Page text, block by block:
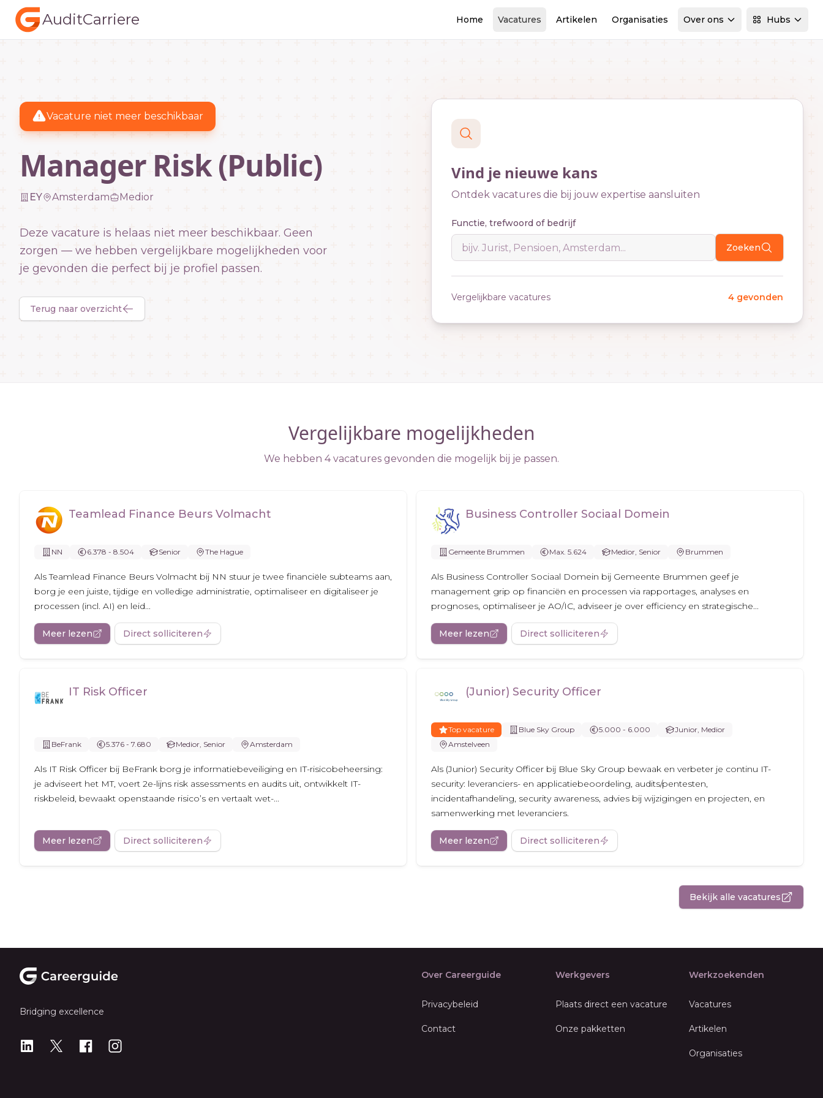
AuditCarriere Home Vacatures Artikelen Organisaties Over ons Hubs
Vacature niet meer beschikbaar
Manager Risk (Public)
EY Amsterdam Medior
Deze vacature is helaas niet meer beschikbaar. Geen
zorgen — we hebben vergelijkbare mogelijkheden voor
je gevonden die perfect bij je profiel passen.
Terug naar overzicht
Vind je nieuwe kans
Ontdek vacatures die bij jouw expertise aansluiten
Functie, trefwoord of bedrijf
Zoeken
Vergelijkbare vacatures 4 gevonden
Vergelijkbare mogelijkheden
We hebben 4 vacatures gevonden die mogelijk bij je passen.
Teamlead Finance Beurs Volmacht
NN 6.378 - 8.504 Senior The Hague
Als Teamlead Finance Beurs Volmacht bij NN stuur je twee financiële subteams aan,
borg je een juiste, tijdige en volledige administratie, optimaliseer en digitaliseer je
processen (incl. AI) en leid...
Meer lezen Direct solliciteren
Business Controller Sociaal Domein
Gemeente Brummen Max. 5.624 Medior, Senior Brummen
Als Business Controller Sociaal Domein bij Gemeente Brummen geef je
management grip op financiën en processen via rapportages, analyses en
prognoses, optimaliseer je AO/IC, adviseer je over efficiency en strategische...
Meer lezen Direct solliciteren
IT Risk Officer
BeFrank 5.376 - 7.680 Medior, Senior Amsterdam
Als IT Risk Officer bij BeFrank borg je informatiebeveiliging en IT-risicobeheersing:
je adviseert het MT, voert 2e-lijns risk assessments en audits uit, ontwikkelt IT-
riskbeleid, bewaakt openstaande risico’s en vertaalt wet-...
Meer lezen Direct solliciteren
(Junior) Security Officer
Top vacature Blue Sky Group 5.000 - 6.000
Junior, Medior
Amstelveen
Als (Junior) Security Officer bij Blue Sky Group bewaak en verbeter je continu IT-
security: leveranciers- en applicatiebeoordeling, audits/pentesten,
incidentafhandeling, security awareness, advies bij wijzigingen en projecten, en
samenwerking met leveranciers.
Meer lezen Direct solliciteren
Bekijk alle vacatures
Bridging excellence
LinkedIn
X Instagram
Over Careerguide
Privacybeleid
Contact
Werkgevers
Plaats direct een vacature
Onze pakketten
Werkzoekenden
Vacatures
Artikelen
Organisaties